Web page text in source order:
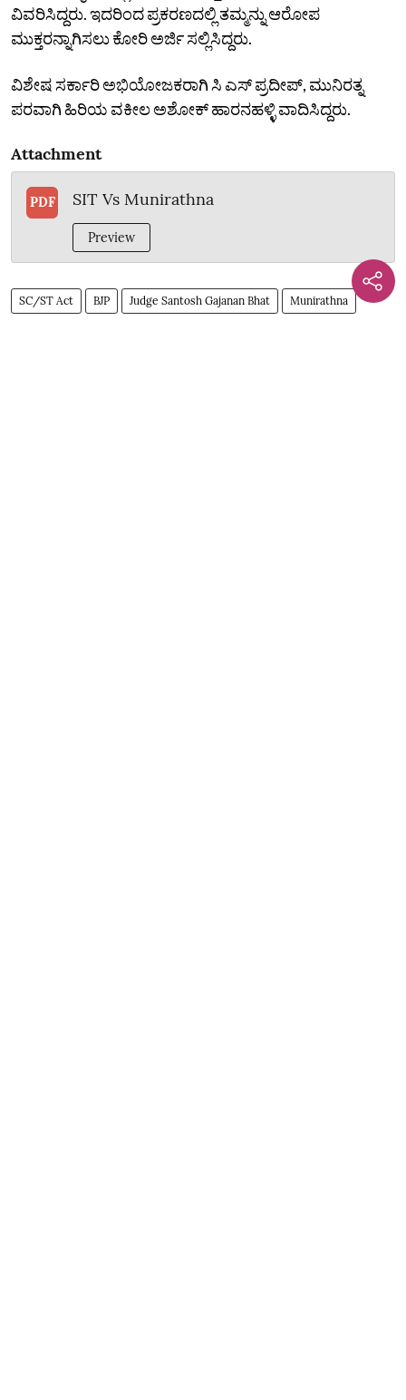
ವಿವರಿಸಿದ್ದರು. ಇದರಿಂದ ಪ್ರಕರಣದಲ್ಲಿ ತಮ್ಮನ್ನು ಆರೋಪ
ಮುಕ್ತರನ್ನಾಗಿಸಲು ಕೋರಿ ಅರ್ಜಿ ಸಲ್ಲಿಸಿದ್ದರು.
ವಿಶೇಷ ಸರ್ಕಾರಿ ಅಭಿಯೋಜಕರಾಗಿ ಸಿ ಎಸ್‌ ಪ್ರದೀಪ್‌, ಮುನಿರತ್ನ
ಪರವಾಗಿ ಹಿರಿಯ ವಕೀಲ ಅಶೋಕ್‌ ಹಾರನಹಳ್ಳಿ ವಾದಿಸಿದ್ದರು.
Attachment
PDF SIT Vs Munirathna
Preview
SC/ST Act BJP Judge Santosh Gajanan Bhat Munirathna